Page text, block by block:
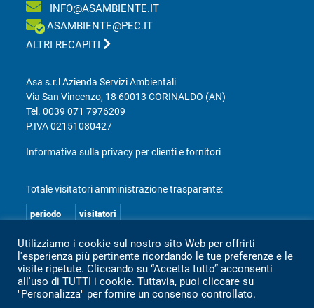
INFO@ASAMBIENTE.IT
ASAMBIENTE@PEC.IT
ALTRI RECAPITI
Asa s.r.l Azienda Servizi Ambientali
Via San Vincenzo, 18 60013 CORINALDO (AN)
Tel.0039 071 7976209
P.IVA 02151080427
Informativa sulla privacy per clienti e fornitori
Totale visitatori amministrazione trasparente:
periodo
visitatori
anno 2024
2.097
anno 2023
1.803
anno 2022
2.373
Utilizziamo i cookie sul nostro sito Web per offrirti
l'esperienza più pertinente ricordando le tue preferenze e le
visite ripetute. Cliccando su “Accetta tutto” acconsenti
all'uso di TUTTI i cookie. Tuttavia, puoi cliccare su
"Personalizza" per fornire un consenso controllato.